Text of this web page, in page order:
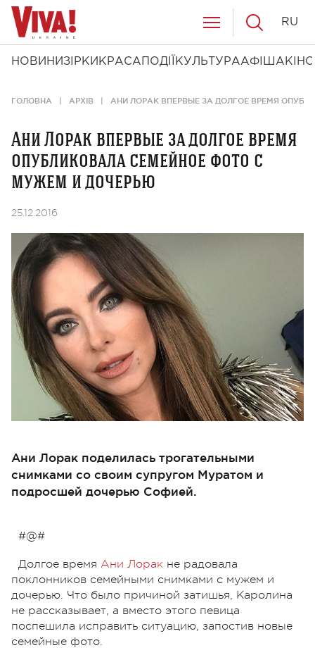
НОВИНИ ЗІРКИ КРАСА ПОДІЇ КУЛЬТУРААФІША КІНО
RU
ГОЛОВНА АРХІВ АНИ ЛОРАК ВПЕРВЫЕ ЗА ДОЛГОЕ ВРЕМЯ
Ани Лорак впервые за долгое время
опубликовала семейное фото с
мужем и дочерью
25.12.2016
Ани Лорак поделилась трогательными
снимками со своим супругом Муратом и
подросшей дочерью Софией.
#@#
Долгое время Ани Лорак не радовала
поклонников семейными снимками с мужем и
дочерью. Что было причиной затишья, Каролина
не рассказывает, а вместо этого певица
поспешила исправить ситуацию, запостив новые
семейные фото.